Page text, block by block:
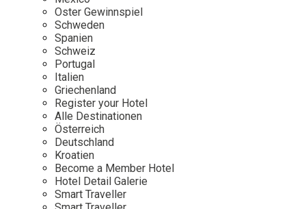
Mexico
Niederlande
Österreich
Portugal
Schweden
Spanien
Schweiz
Persönlichkeiten
Our Story
Career
Kontakt
Impressum
Oster Gewinnspiel
Schweden
Spanien
Schweiz
Portugal
Italien
Griechenland
Register your Hotel
Alle Destinationen
Österreich
Deutschland
Kroatien
Become a Member Hotel
Hotel Detail Galerie
Smart Traveller